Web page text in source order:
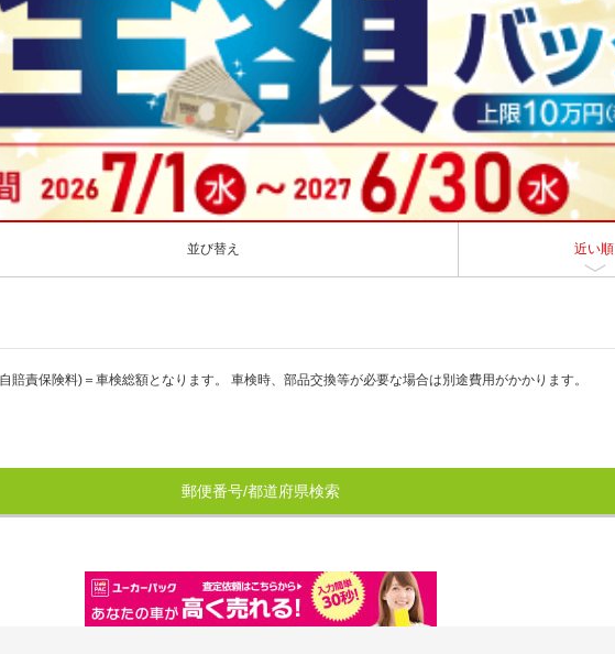
並び替え 近い順
責保険料)＝車検総額となります。 車検時、部品交換等が必要な場合は別途費用がかかります。
郵便番号/都道府県検索